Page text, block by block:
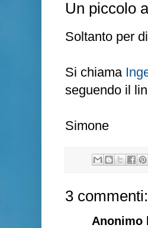
Un piccolo
Soltanto per
Si chiama
seguendo il
Simone
3 commenti:
Anonimo